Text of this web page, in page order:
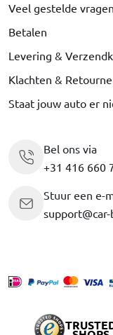
Veel gestelde vragen
Betalen
Levering &
Klachten &
Staat jouw auto er
Bel ons via
+31 416 660
Stuur een e-
support@car-